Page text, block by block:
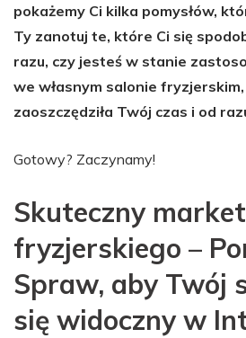
pokażemy Ci kilka pomysłów,
Ty zanotuj te, które Ci się
razu, czy jesteś w stanie
we własnym salonie
zaoszczędziła Twój czas i od
Gotowy? Zaczynamy!
Skuteczny
fryzjerskiego –
Spraw, aby Twój
się widoczny w